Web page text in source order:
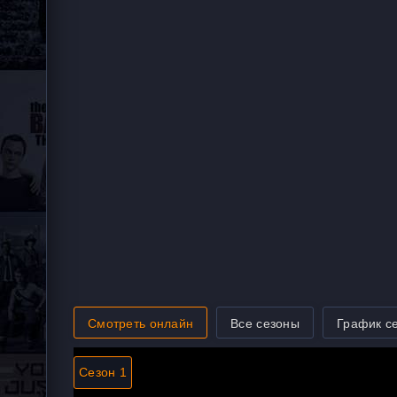
Смотреть онлайн Все сезоны График
Сезон 1